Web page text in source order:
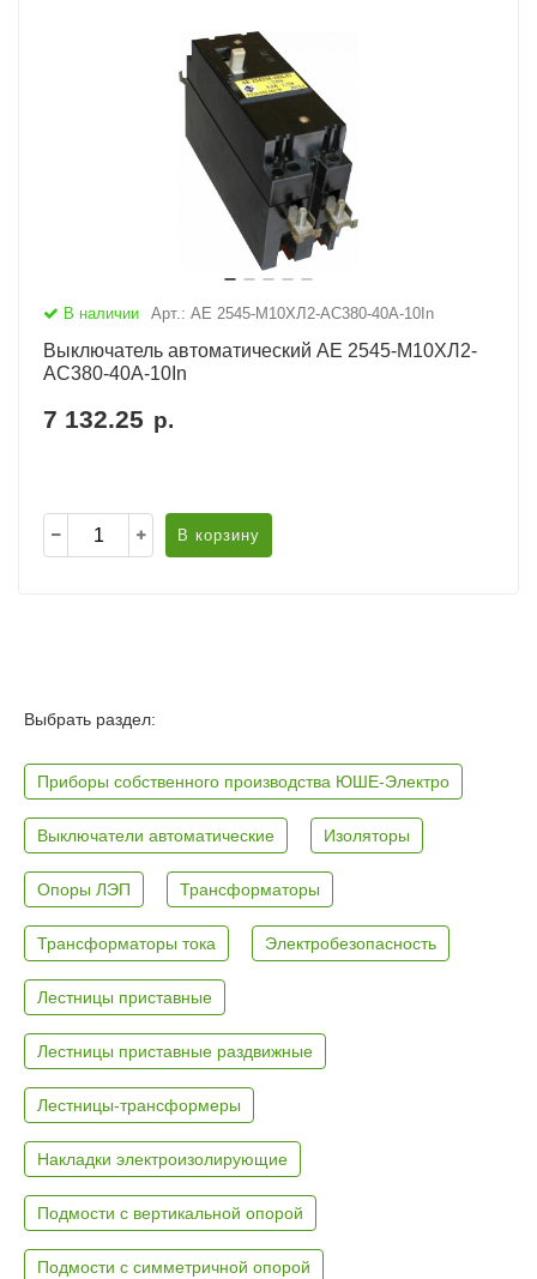
В наличии Арт.: АЕ 2545-М10ХЛ2-AC380-40А-10In
Выключатель автоматический АЕ 2545-М10ХЛ2-
AC380-40А-10In
7 132.25 р.
В корзину
Выбрать раздел:
Приборы собственного производства ЮШЕ-Электро
Выключатели автоматические Изоляторы
Опоры ЛЭП Трансформаторы
Трансформаторы тока Электробезопасность
Лестницы приставные
Лестницы приставные раздвижные
Лестницы-трансформеры
Накладки электроизолирующие
Подмости с вертикальной опорой
Подмости с симметричной опорой